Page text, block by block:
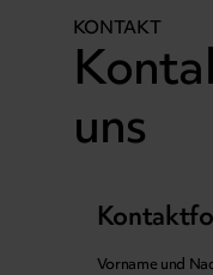
KONTAKT
uns
Vorname und